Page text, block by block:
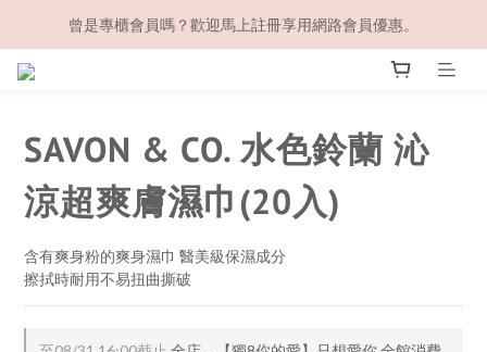
曾是專櫃會員嗎？歡迎馬上註冊享用網路會員優惠。
SAVON & CO. 水色鈴蘭 沁
涼超爽膚濕巾(20入)
含有爽身粉的爽身濕巾 醫美級保濕成分
擦拭時耐用不易扭曲撕破